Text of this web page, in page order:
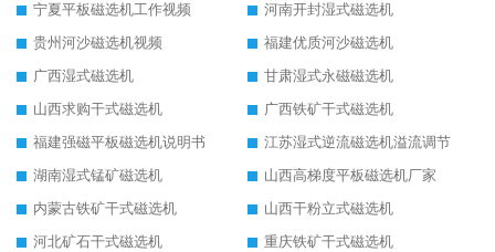
宁夏平板磁选机工作视频
河南开封湿式磁选机
贵州河沙磁选机视频
福建优质河沙磁选机
广西湿式磁选机
甘肃湿式永磁磁选机
山西求购干式磁选机
广西铁矿干式磁选机
福建强磁平板磁选机说明书
江苏湿式逆流磁选机溢流调节
湖南湿式锰矿磁选机
山西高梯度平板磁选机厂家
内蒙古铁矿干式磁选机
山西干粉立式磁选机
河北矿石干式磁选机
重庆铁矿干式磁选机